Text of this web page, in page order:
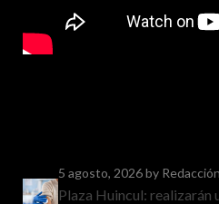
5 agosto, 2026by Redacción
Plaza Huincul: realizarán